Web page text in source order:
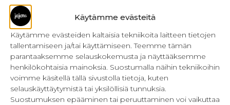
Käytämme evästeitä
Käytämme evästeiden kaltaisia tekniikoita laitteen tietojen
tallentamiseen ja/tai käyttämiseen. Teemme tämän
parantaaksemme selauskokemusta ja näyttääksemme
henkilökohtaisia mainoksia. Suostumalla näihin tekniikoihin
voimme käsitellä tällä sivustolla tietoja, kuten
selauskäyttäytymistä tai yksilöllisiä tunnuksia.
Suostumuksen epääminen tai peruuttaminen voi vaikuttaa